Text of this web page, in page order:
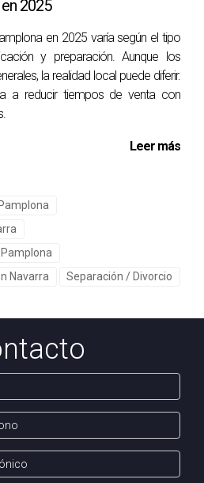
con profesionales te
justo y competitivo.
una oferta por
si es razonable en el contexto
Con la documentación
bien planificada,
no solo se trata de
se trata de crear un futuro y
la preparación adecuada y el
esenciales, podrás navegar
2025
en 2025 varía según el tipo
y preparación. Aunque los
la realidad local puede diferir.
a reducir tiempos de venta con
Leer más
Navarra
Separación / Divorcio